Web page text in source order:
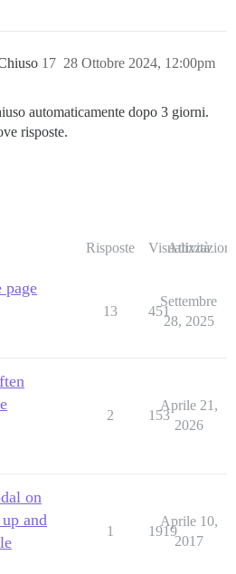
28 Ottobre 2024, 12:00pm
17
automaticamente dopo 3 giorni.
risposte.
Risposte Visualizzazioni
Attività
page
13 451
Settembre
28, 2025
2 153
Aprile 21,
2026
on
and
1 1919
Aprile 10,
2017